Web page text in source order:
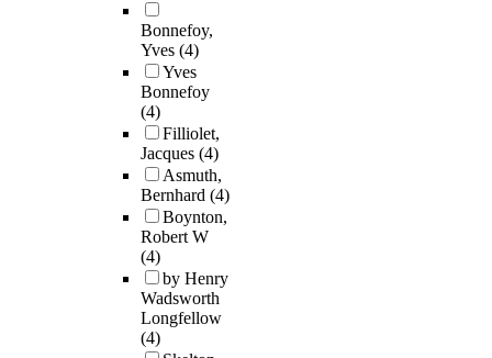
Bonnefoy,
Yves (4)
Yves
Bonnefoy
(4)
Filliolet,
Jacques (4)
Asmuth,
Bernhard (4)
Boynton,
Robert W
(4)
by Henry
Wadsworth
Longfellow
(4)